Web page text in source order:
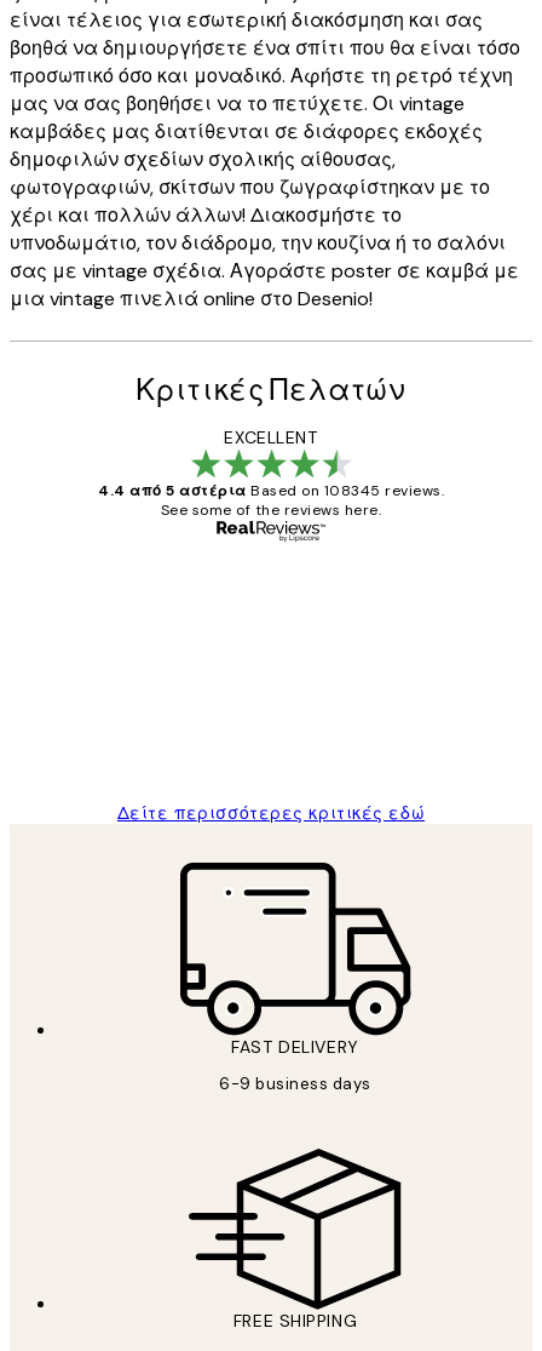
είναι τέλειος για εσωτερική διακόσμηση και σας
βοηθά να δημιουργήσετε ένα σπίτι που θα είναι τόσο
προσωπικό όσο και μοναδικό. Αφήστε τη ρετρό τέχνη
μας να σας βοηθήσει να το πετύχετε. Οι vintage
καμβάδες μας διατίθενται σε διάφορες εκδοχές
δημοφιλών σχεδίων σχολικής αίθουσας,
φωτογραφιών, σκίτσων που ζωγραφίστηκαν με το
χέρι και πολλών άλλων! Διακοσμήστε το
υπνοδωμάτιο, τον διάδρομο, την κουζίνα ή το σαλόνι
σας με vintage σχέδια. Αγοράστε poster σε καμβά με
μια vintage πινελιά online στο Desenio!
Κριτικές Πελατών
EXCELLENT
4.4 από 5 αστέρια Based on 108345 reviews.
See some of the reviews here.
Δείτε περισσότερες κριτικές εδώ
FAST DELIVERY
6-9 business days
FREE SHIPPING